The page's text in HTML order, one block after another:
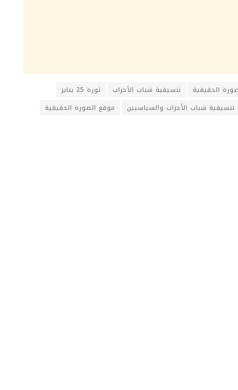
الحقيقية تنسيقية شباب الأحزاب
ثورة 25 يناير
شباب الأحزاب والسياسيين موقع الصورة الحقيقية